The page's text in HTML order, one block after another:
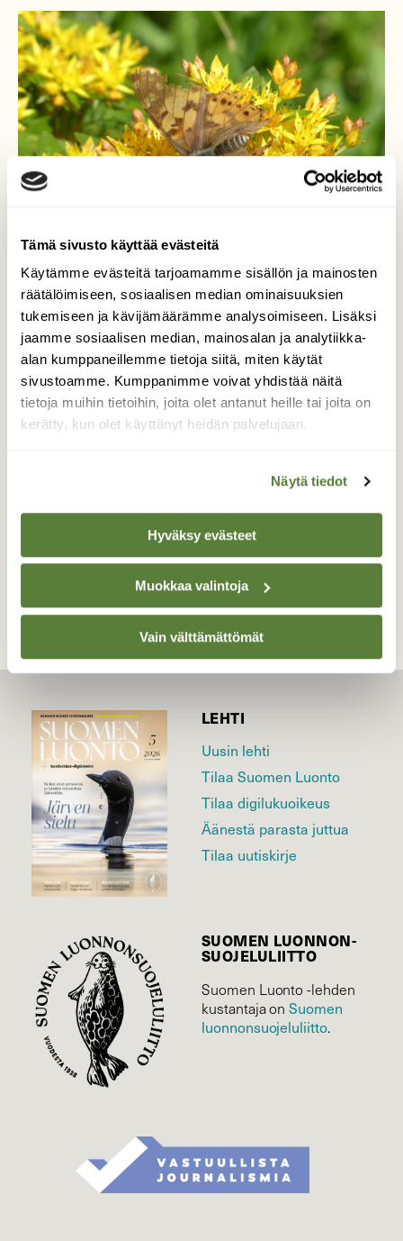
Tämä sivusto käyttää evästeitä
Käytämme evästeitä tarjoamamme sisällön ja mainosten
räätälöimiseen, sosiaalisen median ominaisuuksien
tukemiseen ja kävijämäärämme analysoimiseen. Lisäksi
jaamme sosiaalisen median, mainosalan ja analytiikka-
alan kumppaneillemme tietoja siitä, miten käytät
sivustoamme. Kumppanimme voivat yhdistää näitä
tietoja muihin tietoihin, joita olet antanut heille tai joita on
kerätty, kun olet käyttänyt heidän palvelujaan.
Näytä tiedot
Hyväksy evästeet
Muokkaa valintoja
Vain välttämättömät
Ohdakeperhonen
Tänä kesänä on näkynyt vain haalistuneita ja
repaleisia ohdakeperhosia.
Valokuvaaja: Anja Mustamaa, Kouvola 10.7.2019
LEHTI
Uusin lehti
Tilaa Suomen Luonto
Tilaa digilukuoikeus
Äänestä parasta juttua
Tilaa uutiskirje
SUOMEN LUONNON­
SUOJELU­LIITTO
Suomen Luonto -lehden
kustantaja onSuomen
luonnonsuojelu­liitto.